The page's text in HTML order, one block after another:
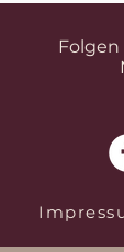
Folgen